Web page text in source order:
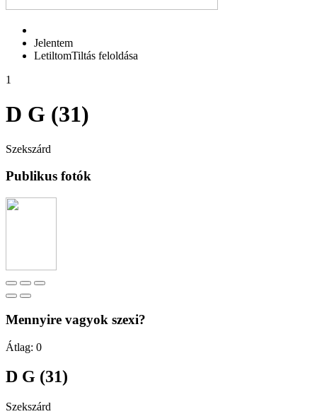
Jelentem
LetiltomTiltás feloldása
1
D G (31)
Szekszárd
Publikus fotók
Mennyire vagyok szexi?
Átlag: 0
D G (31)
Szekszárd